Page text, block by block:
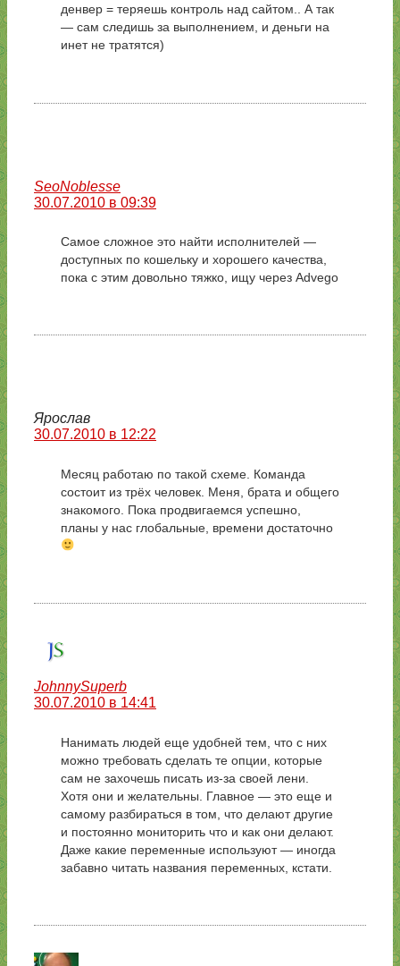
денвер = теряешь контроль над сайтом.. А так
— сам следишь за выполнением, и деньги на
инет не тратятся)
SeoNoblesse
30.07.2010 в 09:39
Самое сложное это найти исполнителей —
доступных по кошельку и хорошего качества,
пока с этим довольно тяжко, ищу через Advego
Ярослав
30.07.2010 в 12:22
Месяц работаю по такой схеме. Команда
состоит из трёх человек. Меня, брата и общего
знакомого. Пока продвигаемся успешно,
планы у нас глобальные, времени достаточно
JohnnySuperb
30.07.2010 в 14:41
Нанимать людей еще удобней тем, что с них
можно требовать сделать те опции, которые
сам не захочешь писать из-за своей лени.
Хотя они и желательны. Главное — это еще и
самому разбираться в том, что делают другие
и постоянно мониторить что и как они делают.
Даже какие переменные используют — иногда
забавно читать названия переменных, кстати.